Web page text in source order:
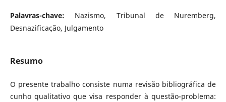
Palavras-chave: Nazismo, Tribunal de Nuremberg,
Desnazificação, Julgamento
Resumo
O presente trabalho consiste numa revisão bibliográfica de
cunho qualitativo que visa responder à questão-problema: